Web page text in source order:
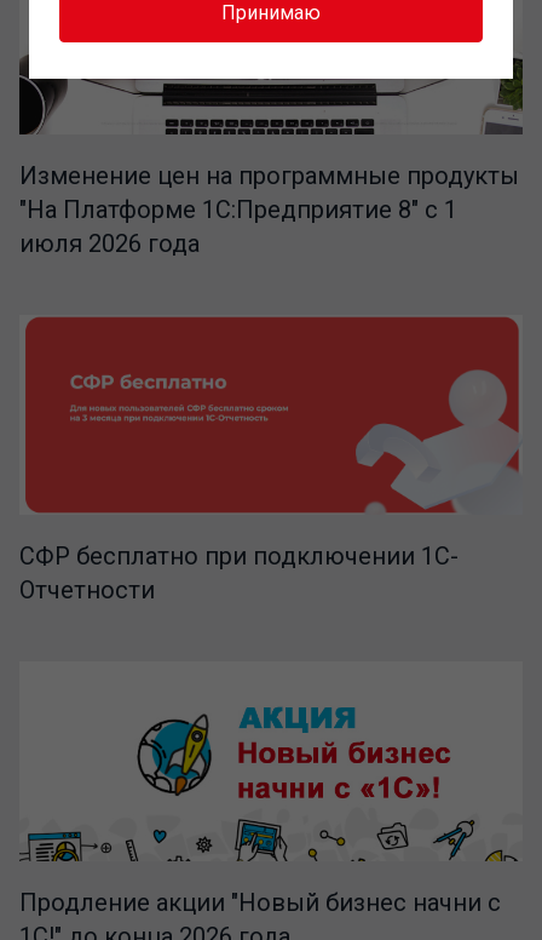
Изменение цен на программные продукты
"На Платформе 1С:Предприятие 8" с 1
июля 2026 года
СФР бесплатно при подключении 1С-
Отчетности
Продление акции "Новый бизнес начни с
Принимаю